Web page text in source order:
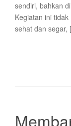
sendiri, bahkan
Kegiatan ini
sehat dan